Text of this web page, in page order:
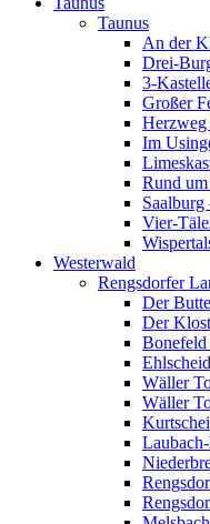
Taunus
An der
Drei-
3-
Großer
Herzweg
Im
Rund
Vier-
Westerwald
Rengsdorfer
Der
Der
Bonefeld
Wäller
Wäller